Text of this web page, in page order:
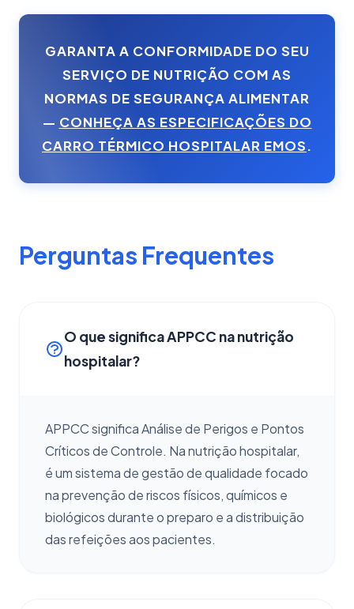
GARANTA A CONFORMIDADE DO SEU
SERVIÇO DE NUTRIÇÃO COM AS
NORMAS DE SEGURANÇA ALIMENTAR
— CONHEÇA AS ESPECIFICAÇÕES DO
CARRO TÉRMICO HOSPITALAR EMOS.
Perguntas Frequentes
O que significa APPCC na nutrição
hospitalar?
APPCC significa Análise de Perigos e Pontos
Críticos de Controle. Na nutrição hospitalar,
é um sistema de gestão de qualidade focado
na prevenção de riscos físicos, químicos e
biológicos durante o preparo e a distribuição
das refeições aos pacientes.